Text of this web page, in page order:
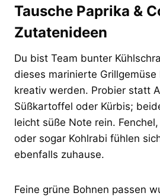
Tausche Paprika &
Zutatenideen
Du bist Team bunter
dieses marinierte
kreativ werden. Probier statt
Süßkartoffel oder Kürbis;
leicht süße Note rein.
oder sogar Kohlrabi fühlen
ebenfalls zuhause.
Feine grüne Bohnen passen